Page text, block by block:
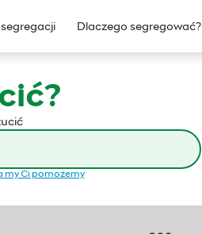
Dlaczego segregować?
my Ci pomożemy